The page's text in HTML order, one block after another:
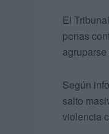
El
penas
Según
salto
violencia